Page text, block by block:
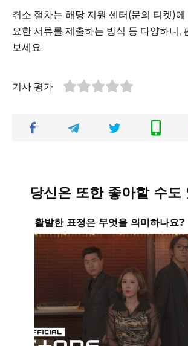
취소 절차는 해당 지원 센터(문의 티켓)에
요한 서류를 제출하는 방식 등 다양하니,
보세요.
기사 평가
당신은 또한 좋아할 수도
활발한 표정은 무엇을 의미하나요?